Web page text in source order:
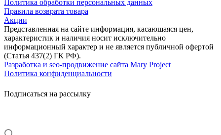
Политика обработки персональных данных
Правила возврата товара
Акции
Представленная на сайте информация, касающаяся цен,
характеристик и наличия носит исключительно
информационный характер и не является публичной офертой
(Статья 437(2) ГК РФ).
Разработка и seo-продвижение сайта Mary Project
Политика конфиденциальности
Подписаться на рассылку